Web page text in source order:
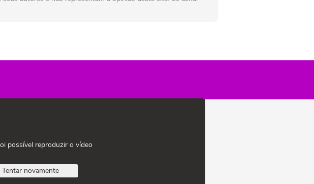
possível reproduzir o vídeo
Tentar novamente